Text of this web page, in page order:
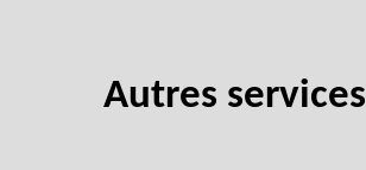
Autres services